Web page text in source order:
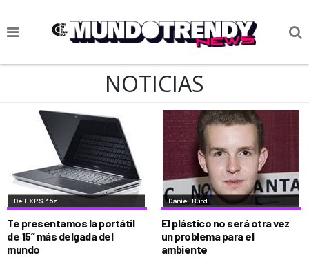
NOTICIAS
CIENCIA Y TECNOLOGÍA
SOCIEDAD
CULTURIZANDO.COM
NOTICIAS
Te presentamos la portátil
de 15” más delgada del
mundo
El plástico no será otra vez
un problema para el
ambiente